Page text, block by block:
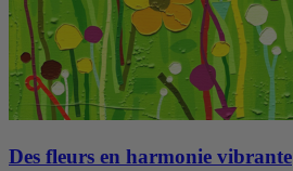
Des fleurs en harmonie vibrante